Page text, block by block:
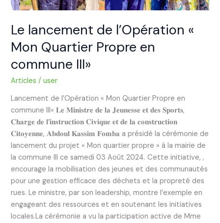
Le lancement de l’Opération «
Mon Quartier Propre en
commune III»
Articles /user
Lancement de l’Opération « Mon Quartier Propre en
commune III» 𝐋𝐞 𝐌𝐢𝐧𝐢𝐬𝐭𝐫𝐞 𝐝𝐞 𝐥𝐚 𝐉𝐞𝐮𝐧𝐞𝐬𝐬𝐞 𝐞𝐭 𝐝𝐞𝐬 𝐒𝐩𝐨𝐫𝐭𝐬,
𝐂𝐡𝐚𝐫𝐠𝐞 𝐝𝐞 𝐥’𝐢𝐧𝐬𝐭𝐫𝐮𝐜𝐭𝐢𝐨𝐧 𝐂𝐢𝐯𝐢𝐪𝐮𝐞 𝐞𝐭 𝐝𝐞 𝐥𝐚 𝐜𝐨𝐧𝐬𝐭𝐫𝐮𝐜𝐭𝐢𝐨𝐧
𝐂𝐢𝐭𝐨𝐲𝐞𝐧𝐧𝐞, 𝐀𝐛𝐝𝐨𝐮𝐥 𝐊𝐚𝐬𝐬𝐢𝐦 𝐅𝐨𝐦𝐛𝐚 a présidé la cérémonie de
lancement du projet « Mon quartier propre » à la mairie de
la commune III ce samedi 03 Août 2024. Cette initiative, ,
encourage la mobilisation des jeunes et des communautés
pour une gestion efficace des déchets et la propreté des
rues. Le ministre, par son leadership, montre l’exemple en
engageant des ressources et en soutenant les initiatives
locales.La cérémonie a vu la participation active de Mme